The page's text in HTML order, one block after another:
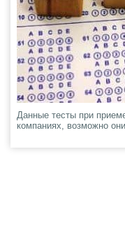
Данные тесты при
компаниях, возможно